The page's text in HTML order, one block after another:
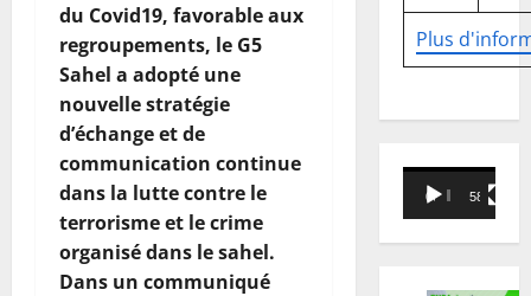
du Covid19, favorable aux
regroupements, le G5
Sahel a adopté une
nouvelle stratégie
d’échange et de
communication continue
dans la lutte contre le
terrorisme et lecrime
organisé dans le sahel.
Dans un communiqué
Plus
Lecteur
vidéo
00:00 58:18